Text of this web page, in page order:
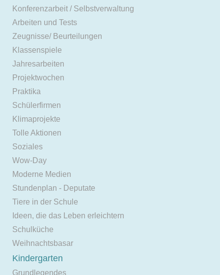
Konferenzarbeit / Selbstverwaltung
Arbeiten und Tests
Zeugnisse/ Beurteilungen
Klassenspiele
Jahresarbeiten
Projektwochen
Praktika
Schülerfirmen
Klimaprojekte
Tolle Aktionen
Soziales
Wow-Day
Moderne Medien
Stundenplan - Deputate
Tiere in der Schule
Ideen, die das Leben erleichtern
Schulküche
Weihnachtsbasar
Kindergarten
Grundlegendes